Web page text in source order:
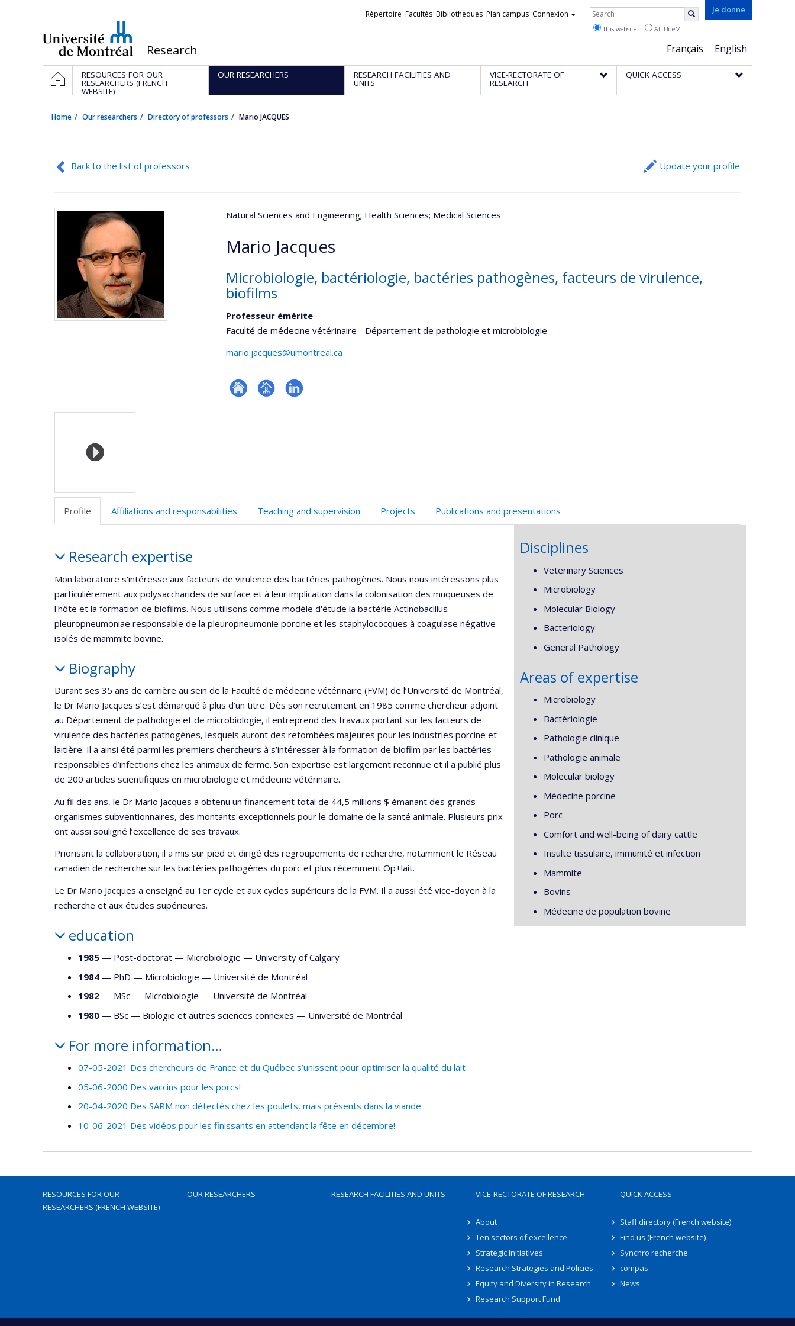
/Research
Je donne
Choix
de
la
Français English
Liens
Répertoire Facultés Bibliothèques Plan campus Connexion Rechercher
This website All UdeM
Navigation
principale
HOMERESOURCES FOR OUR
RESEARCHERS (FRENCH
WEBSITE)
OUR RESEARCHERS RESEARCH FACILITIES AND
UNITS
VICE-RECTORATE OF
RESEARCH
QUICK ACCESS
Home Our researchers Directory of professors Mario JACQUES
Back to the list of professors Update your profile
Natural Sciences and Engineering; Health Sciences; Medical Sciences
Mario Jacques
Microbiologie, bactériologie, bactéries pathogènes, facteurs de virulence,
biofilms
Professeur émérite
Faculté de médecine vétérinaire - Département de pathologie et microbiologie
mario.jacques@umontreal.ca
ResearchGate
Page LinkedIn
Media
Profile Affiliations and responsabilities Teaching and supervision Projects Publications and presentations
Research expertise
Mon laboratoire s'intéresse aux facteurs de virulence des bactéries pathogènes. Nous nous intéressons plus
particulièrement aux polysaccharides de surface et à leur implication dans la colonisation des muqueuses de
l'hôte et la formation de biofilms. Nous utilisons comme modèle d'étude la bactérie Actinobacillus
pleuropneumoniae responsable de la pleuropneumonie porcine et les staphylococques à coagulase négative
isolés de mammite bovine.
Biography
Durant ses 35 ans de carrière au sein de la Faculté de médecine vétérinaire (FVM) de l’Université de Montréal,
le Dr Mario Jacques s’est démarqué à plus d’un titre. Dès son recrutement en 1985 comme chercheur adjoint
au Département de pathologie et de microbiologie, il entreprend des travaux portant sur les facteurs de
virulence des bactéries pathogènes, lesquels auront des retombées majeures pour les industries porcine et
laitière. Il a ainsi été parmi les premiers chercheurs à s’intéresser à la formation de biofilm par les bactéries
responsables d’infections chez les animaux de ferme. Son expertise est largement reconnue et il a publié plus
de 200 articles scientifiques en microbiologie et médecine vétérinaire.
Au fil des ans, le Dr Mario Jacques a obtenu un financement total de 44,5 millions $ émanant des grands
organismes subventionnaires, des montants exceptionnels pour le domaine de la santé animale. Plusieurs prix
ont aussi souligné l’excellence de ses travaux.
Priorisant la collaboration, il a mis sur pied et dirigé des regroupements de recherche, notamment le Réseau
canadien de recherche sur les bactéries pathogènes du porc et plus récemment Op+lait.
Le Dr Mario Jacques a enseigné au 1er cycle et aux cycles supérieurs de la FVM. Il a aussi été vice-doyen à la
recherche et aux études supérieures.
education
1985 — Post-doctorat — Microbiologie — University of Calgary
1984 — PhD — Microbiologie — Université de Montréal
1982 — MSc — Microbiologie — Université de Montréal
1980 — BSc — Biologie et autres sciences connexes — Université de Montréal
For more information…
07-05-2021 Des chercheurs de France et du Québec s’unissent pour optimiser la qualité du lait
05-06-2000 Des vaccins pour les porcs!
20-04-2020 Des SARM non détectés chez les poulets, mais présents dans la viande
10-06-2021 Des vidéos pour les finissants en attendant la fête en décembre!
Disciplines
Veterinary Sciences
Microbiology
Molecular Biology
Bacteriology
General Pathology
Areas of expertise
Microbiology
Bactériologie
Pathologie clinique
Pathologie animale
Molecular biology
Médecine porcine
Porc
Comfort and well-being of dairy cattle
Insulte tissulaire, immunité et infection
Mammite
Bovins
Médecine de population bovine
RESOURCES FOR OUR
RESEARCHERS (FRENCH WEBSITE)
OUR RESEARCHERS RESEARCH FACILITIES AND UNITS VICE-RECTORATE OF RESEARCH
About
Ten sectors of excellence
Strategic Initiatives
Research Strategies and Policies
Equity and Diversity in Research
Research Support Fund
QUICK ACCESS
Staff directory (French website)
Find us (French website)
Synchro recherche
compas
News